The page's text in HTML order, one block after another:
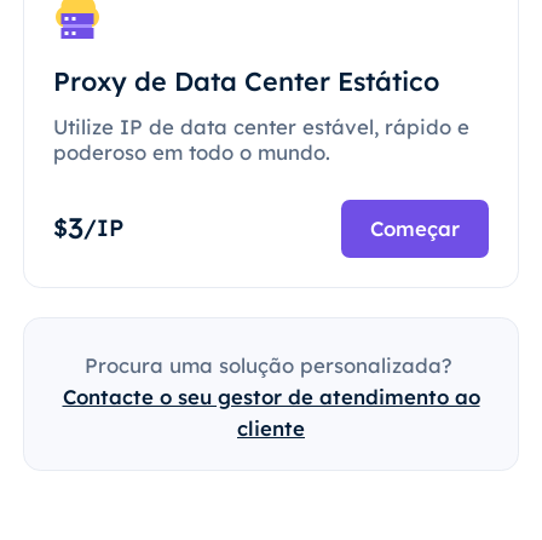
Proxy de Data Center Estático
Utilize IP de data center estável, rápido e
poderoso em todo o mundo.
$3/IP Começar
Procura uma solução personalizada?
Contacte o seu gestor de atendimento ao
cliente